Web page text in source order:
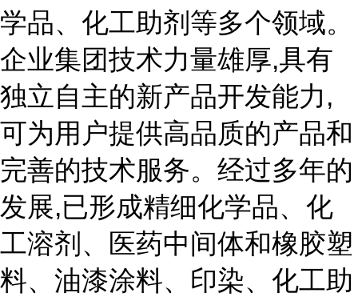
学品、化工助剂等多个领域。
企业集团技术力量雄厚,具有
独立自主的新产品开发能力,
可为用户提供高品质的产品和
完善的技术服务。经过多年的
发展,已形成精细化学品、化
工溶剂、医药中间体和橡胶塑
料、油漆涂料、印染、化工助